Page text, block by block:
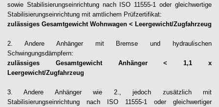
sowie Stabilisierungseinrichtung nach ISO 11555-1 oder gleichwertige
Stabilisierungseinrichtung mit amtlichem Prüfzertifikat:
zulässiges Gesamtgewicht Wohnwagen < Leergewicht/Zugfahrzeug
2. Andere Anhänger mit Bremse und hydraulischen
Schwingungsdämpfern:
zulässiges Gesamtgewicht Anhänger < 1,1 x
Leergewicht/Zugfahrzeug
3. Andere Anhänger wie 2., jedoch zusätzlich mit
Stabilisierungseinrichtung nach ISO 11555-1 oder gleichwertiger